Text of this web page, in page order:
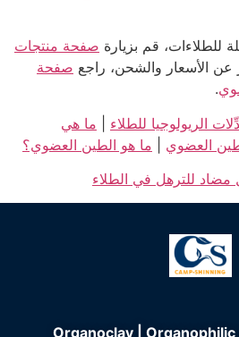
للطلاءات، قم بزيارة صفحة منتجات
عن الأسعار والشحن، راجع صفحة
.
الريولوجيا للطلاء
ما هي
العضوي
ما هو الطين العضوي؟
مضاد للترهل في الطلاء
Organoclay |